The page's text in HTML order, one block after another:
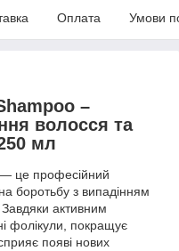
Оплата Умови
–
волосся та
мл
— це професійний
боротьбу з випадінням
активним
фолікули, покращує
появі нових